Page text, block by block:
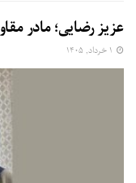
عزیز رضایی؛ مادر